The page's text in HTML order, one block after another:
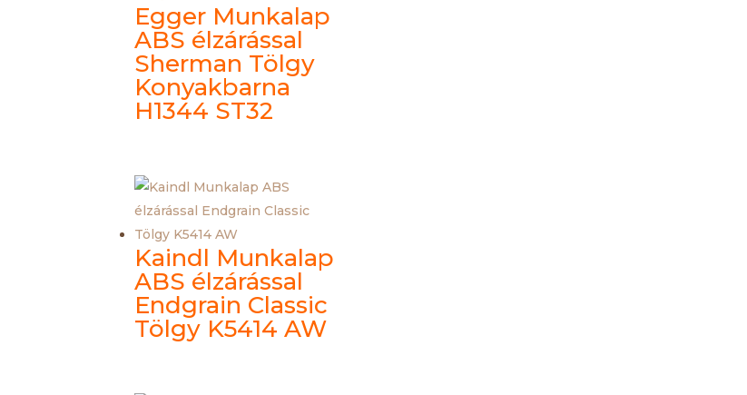
Egger Munkalap
ABS élzárással
Sherman Tölgy
Konyakbarna
H1344 ST32
Kaindl Munkalap
ABS élzárással
Endgrain Classic
Tölgy K5414 AW